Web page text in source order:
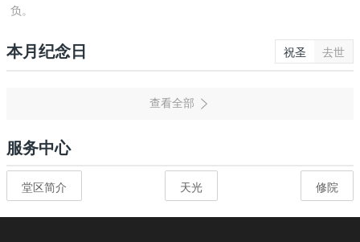
负。
本月纪念日 祝圣 去世
服务中心
堂区简介 天光 修院